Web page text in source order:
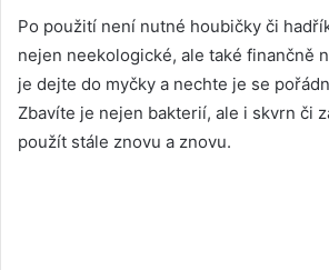
Po použití není nutné houbičky či
nejen neekologické, ale také finančně
je dejte do myčky a nechte je se
Zbavíte je nejen bakterií, ale i skvrn či
použít stále znovu a znovu.